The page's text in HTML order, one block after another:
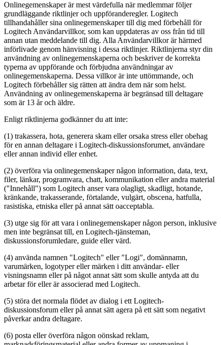
Onlinegemenskaper är mest värdefulla när medlemmar följer
grundläggande riktlinjer och uppföranderegler. Logitech
tillhandahåller sina onlinegemenskaper till dig med förbehåll för
Logitech Användarvillkor, som kan uppdateras av oss från tid till
annan utan meddelande till dig. Alla Användarvillkor är härmed
införlivade genom hänvisning i dessa riktlinjer. Riktlinjerna styr din
användning av onlinegemenskaperna och beskriver de korrekta
typerna av uppförande och förbjudna användningar av
onlinegemenskaperna. Dessa villkor är inte uttömmande, och
Logitech förbehåller sig rätten att ändra dem när som helst.
Användning av onlinegemenskaperna är begränsad till deltagare
som är 13 år och äldre.
Enligt riktlinjerna godkänner du att inte:
(1) trakassera, hota, generera skam eller orsaka stress eller obehag
för en annan deltagare i Logitech-diskussionsforumet, användare
eller annan individ eller enhet.
(2) överföra via onlinegemenskaper någon information, data, text,
filer, länkar, programvara, chatt, kommunikation eller andra material
("Innehåll") som Logitech anser vara olagligt, skadligt, hotande,
kränkande, trakasserande, förtalande, vulgärt, obscena, hatfulla,
rasistiska, etniska eller på annat sätt oacceptabla.
(3) utge sig för att vara i onlinegemenskaper någon person, inklusive
men inte begränsat till, en Logitech-tjänsteman,
diskussionsforumledare, guide eller värd.
(4) använda namnen "Logitech" eller "Logi", domännamn,
varumärken, logotyper eller märken i ditt användar- eller
visningsnamn eller på något annat sätt som skulle antyda att du
arbetar för eller är associerad med Logitech.
(5) störa det normala flödet av dialog i ett Logitech-
diskussionsforum eller på annat sätt agera på ett sätt som negativt
påverkar andra deltagare.
(6) posta eller överföra någon oönskad reklam,